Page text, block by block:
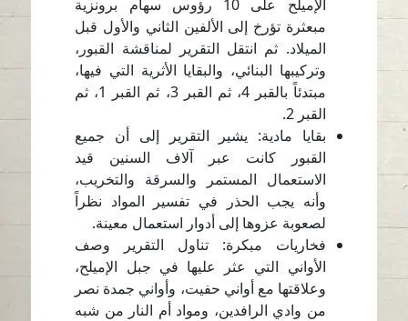
الإميلح على 10 رؤوس سهام برونزية
مبعثرة تؤرخ إلى الألفين الثاني والأول قبل
الميلاد. ثم انتقل التقرير لمناقشة القبور،
وتركيبها البنائي، والبقايا الأثرية التي فيها،
مبتدئاً بالقبر 4، ثم القبر 3، ثم القبر 1، ثم
القبر 2.
بقايا مادية: يشير التقرير إلى أن جميع
القبور كانت عبر آلاف السنين قيد
الاستعمال المستمر والسرقة والتخريب،
وأنه يجب الحذر في تفسير المواد نظراً
لصعوبة عزوها إلى أدوار استعمال معينة.
فخاريات مبكرة: تناول التقرير وصف
الأواني التي عثر عليها في جبل الإميلح،
وعلاقتها مع أواني حفيت، وأواني جمدة نصر
من وادي الرافدين، ومواد أم النار من شبه